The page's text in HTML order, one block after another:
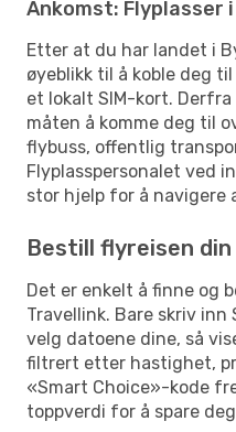
Ankomst: Flyplasser
Etter at du har landet i
øyeblikk til å koble deg
et lokalt SIM-kort.
måten å komme deg til
flybuss, offentlig
Flyplasspersonalet ved
stor hjelp for å navigere
Bestill flyreisen
Det er enkelt å finne og
Travellink. Bare skriv
velg datoene dine, så
filtrert etter hastighet,
«Smart Choice»-kode
toppverdi for å spare